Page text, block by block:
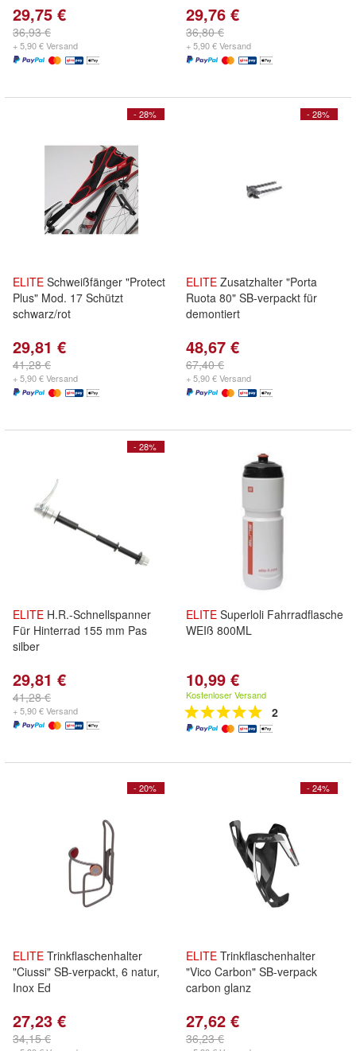
29,75 €
36,93 €
+ 5,90 € Versand
29,76 €
36,80 €
+ 5,90 € Versand
- 28%
ELITE Schweißfänger "Protect
Plus" Mod. 17 Schützt
schwarz/rot
29,81 €
41,28 €
+ 5,90 € Versand
- 28%
ELITE Zusatzhalter "Porta
Ruota 80" SB-verpackt für
demontiert
48,67 €
67,40 €
+ 5,90 € Versand
- 28%
ELITE H.R.-Schnellspanner
Für Hinterrad 155 mm Pas
silber
29,81 €
41,28 €
+ 5,90 € Versand
ELITE Superloli Fahrradflasche
WEIß 800ML
10,99 €
Kostenloser Versand
2
- 20%
ELITE Trinkflaschenhalter
"Ciussi" SB-verpackt, 6 natur,
Inox Ed
27,23 €
34,15 €
- 24%
ELITE Trinkflaschenhalter
"Vico Carbon" SB-verpack
carbon glanz
27,62 €
36,23 €